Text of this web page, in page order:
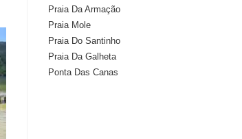
Praia Da Armação
Praia Mole
Praia Do Santinho
Praia Da Galheta
Ponta Das Canas